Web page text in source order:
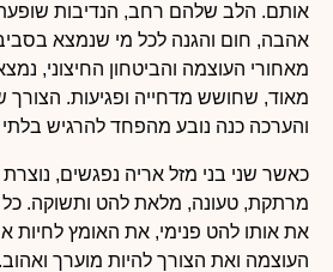
אותם. הלב שלהם רחב, הנדיבות
אהבה, חום והגנה לכל מי שנמצא
מאחורי העוצמה והביטחון החיצוני,
מאוד, שחושש מדחייה ופגיעות.
והערכה כנה נובע מהפחד להרגיש
כאשר שני בני מזל אריה נפגשים,
מרתקת, טעונה, מלאת להט ותשוקה.
את אותו להט פנימי, את האומץ לחיות
העוצמה ואת הצורך להיות מוערך